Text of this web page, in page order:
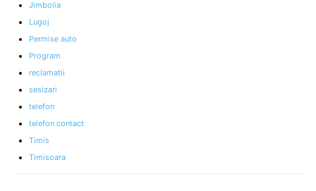
Jimbolia
Lugoj
Permise auto
Program
reclamatii
sesizari
telefon
telefon contact
Timis
Timisoara